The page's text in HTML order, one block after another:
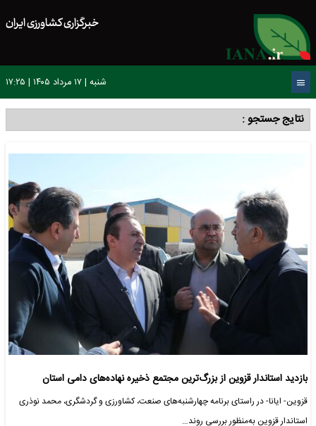
خبرگزاری کشاورزی ایران
شنبه | ۱۷ مرداد ۱۴۰۵ | ۱۷:۲۵
نتایج جستجو :
بازدید استاندار قزوین از بزرگ‌ترین مجتمع ذخیره نهاده‌های دامی استان
قزوین- ایانا- در راستای برنامه چهارشنبه‌های صنعت، کشاورزی و گردشگری، محمد نوذری
استاندار قزوین به‌منظور بررسی روند…